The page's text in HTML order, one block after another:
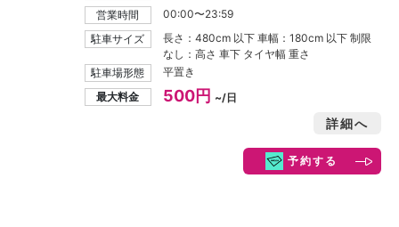
営業時間
00:00〜23:59
駐車サイズ
長さ：480cm 以下 車幅：180cm 以下 制限
なし：高さ 車下 タイヤ幅 重さ
駐車場形態
平置き
最大料金
500円 ~/日
詳細へ
予約する